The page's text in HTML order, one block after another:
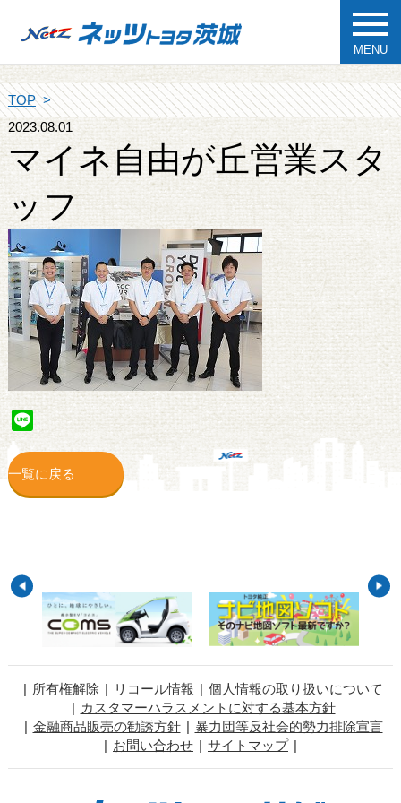
MENU
TOP
2023.08.01
マイネ自由が丘営業スタ
ッフ
Line
一覧に戻る
所有権解除 リコール情報
個人情報の取り扱いについて
カスタマーハラスメントに対する基本方針
金融商品販売の勧誘方針
暴力団等反社会的勢力排除宣言
お問い合わせ
サイトマップ